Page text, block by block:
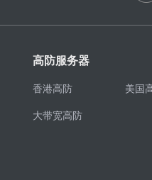
高防服务器
香港高防 美国
大带宽高防